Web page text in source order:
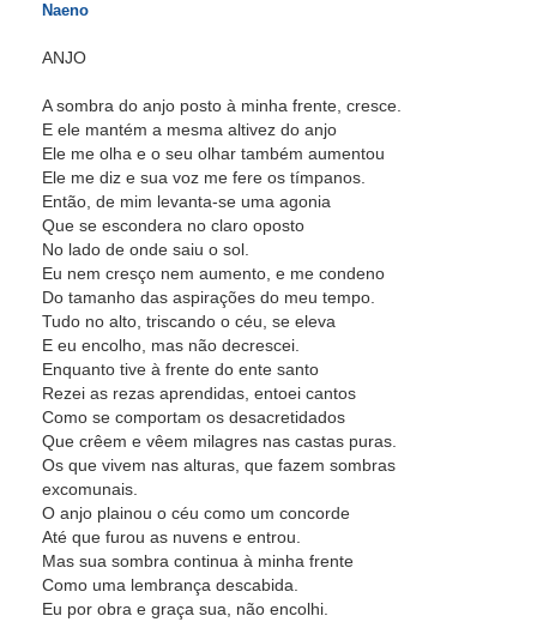
Naeno
ANJO
A sombra do anjo posto à minha frente, cresce.
E ele mantém a mesma altivez do anjo
Ele me olha e o seu olhar também aumentou
Ele me diz e sua voz me fere os tímpanos.
Então, de mim levanta-se uma agonia
Que se escondera no claro oposto
No lado de onde saiu o sol.
Eu nem cresço nem aumento, e me condeno
Do tamanho das aspirações do meu tempo.
Tudo no alto, triscando o céu, se eleva
E eu encolho, mas não decrescei.
Enquanto tive à frente do ente santo
Rezei as rezas aprendidas, entoei cantos
Como se comportam os desacretidados
Que crêem e vêem milagres nas castas puras.
Os que vivem nas alturas, que fazem sombras
excomunais.
O anjo plainou o céu como um concorde
Até que furou as nuvens e entrou.
Mas sua sombra continua à minha frente
Como uma lembrança descabida.
Eu por obra e graça sua, não encolhi.